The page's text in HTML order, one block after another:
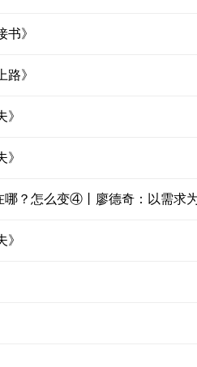
》
》
哪？怎么变④丨廖德奇：以需求